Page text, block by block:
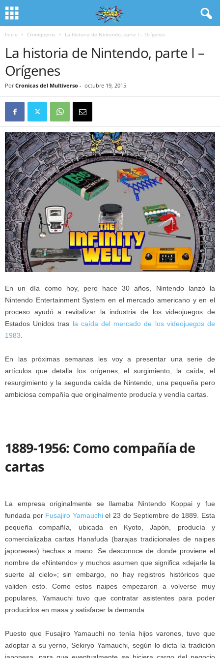
Inicio Croniqueros La historia de Nintendo, parte I – Orígenes
La historia de Nintendo, parte I –
Orígenes
Por Cronicas del Multiverso - octubre 19, 2015
En un día como hoy, pero hace 30 años, Nintendo lanzó la
Nintendo Entertainment System en el mercado americano y en el
proceso ayudó a revitalizar la industria de los videojuegos de
Estados Unidos tras la caída del mercado de los videojuegos de
1983.
En las próximas semanas les voy a presentar una serie de
artículos que detalla los orígenes, el surgimiento, la caída, el
resurgimiento y la segunda caída de Nintendo, una pequeña pero
ambiciosa compañía que originalmente producía y vendía cartas.
1889-1956: Como compañía de
cartas
La empresa originalmente se llamaba Nintendo Koppai y fue
fundada por Fusajiro Yamauchiel 23 de Septiembre de 1889. Esta
pequeña compañía, ubicada en Kyoto, Japón, producía y
comercializaba cartas Hanafuda (barajas tradicionales de naipes
japoneses) hechas a mano. Se desconoce de donde proviene el
nombre de «Nintendo» y muchos asumen que significa «dejarle la
suerte al cielo»; sin embargo, no hay registros históricos que
validen esto. Como estos naipes empezaron a volverse muy
populares, Yamauchi tuvo que contratar asistentes para poder
producirlos en masa y satisfacer la demanda.
Puesto que Fusajiro Yamauchi no tenía hijos varones, tuvo que
adoptar a su yerno, Sekiryo Yamauchi, según lo dicta la tradición